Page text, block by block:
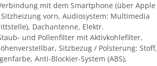
mit dem Smartphone (über Apple
vorn, Audiosystem: Multimedia
Dachantenne, Elektr.
und Pollenfilter mit Aktivkohlefilter,
Sitzbezug / Polsterung: Stoff,
Anti-Blockier-System (ABS),